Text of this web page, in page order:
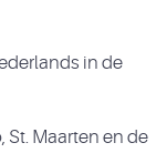
in de
Maarten en de